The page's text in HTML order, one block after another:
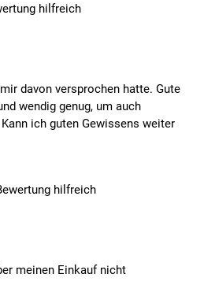
hilfreich
davon versprochen hatte. Gute
wendig genug, um auch
ich guten Gewissens weiter
hilfreich
meinen Einkauf nicht